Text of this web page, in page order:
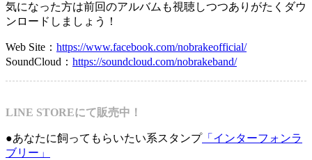
気になった方は前回のアルバムも視聴しつつありがたくダウ
ンロードしましょう！
Web Site： https://www.facebook.com/nobrakeofficial/
SoundCloud： https://soundcloud.com/nobrakeband/
LINE STOREにて販売中！
●あなたに飼ってもらいたい系スタンプ「インターフォンラ
ブリー」